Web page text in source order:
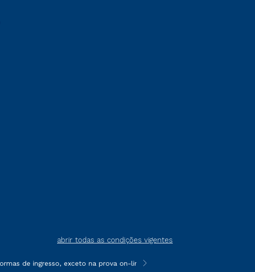
abrir todas as condições vigentes
de ingresso, exceto na prova on-line ou agendada, que ofertam
**Semipresencial é um formato do